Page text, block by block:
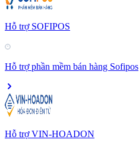
Hỗ trợ SOFIPOS
Hỗ trợ phần mềm bán hàng Sofipos
Hỗ trợ VIN-HOADON